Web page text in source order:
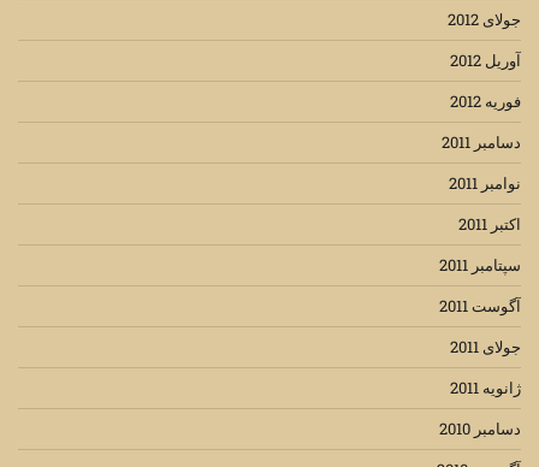
جولای 2012
آوریل 2012
فوریه 2012
دسامبر 2011
نوامبر 2011
اکتبر 2011
سپتامبر 2011
آگوست 2011
جولای 2011
ژانویه 2011
دسامبر 2010